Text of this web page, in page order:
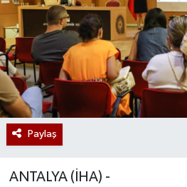
Paylaş
ANTALYA (İHA) -